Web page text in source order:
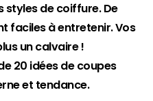
styles de coiffure. De
faciles à entretenir. Vos
un calvaire !
20 idées de coupes
et tendance.